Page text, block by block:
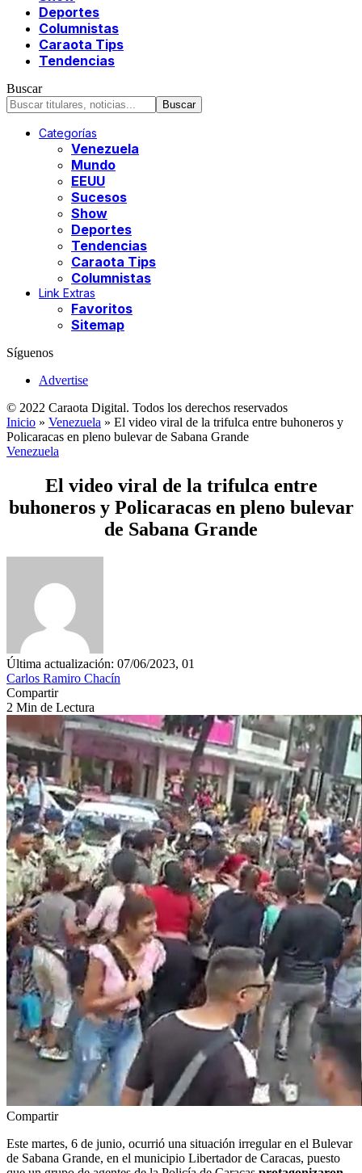
Deportes
Columnistas
Caraota Tips
Tendencias
Buscar
Categorías
Venezuela
Mundo
EEUU
Sucesos
Show
Deportes
Tendencias
Caraota Tips
Columnistas
Link Extras
Favoritos
Sitemap
Síguenos
Advertise
© 2022 Caraota Digital. Todos los derechos reservados
Inicio » Venezuela » El video viral de la trifulca entre buhoneros y
Policaracas en pleno bulevar de Sabana Grande
Venezuela
El video viral de la trifulca entre
buhoneros y Policaracas en pleno bulevar
de Sabana Grande
Última actualización: 07/06/2023, 01
Carlos Ramiro Chacín
Compartir
2 Min de Lectura
Compartir
Este martes, 6 de junio, ocurrió una situación irregular en el Bulevar
de Sabana Grande, en el municipio Libertador de Caracas, puesto